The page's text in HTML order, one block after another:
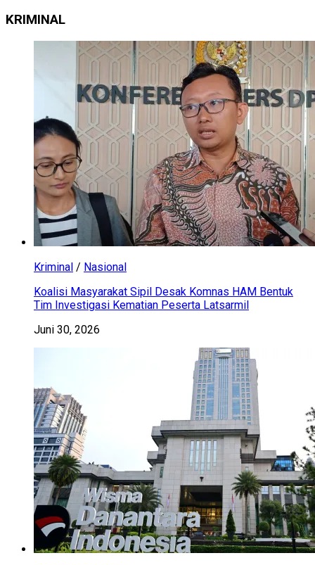
KRIMINAL
Kriminal / Nasional
Koalisi Masyarakat Sipil Desak Komnas HAM Bentuk
Tim Investigasi Kematian Peserta Latsarmil
Juni 30, 2026